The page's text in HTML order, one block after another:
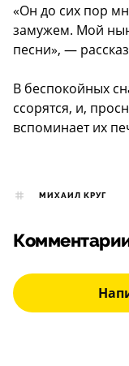
«Он до сих пор
замужем. Мой
песни», —
В беспокойных
ссорятся, и,
вспоминает их
МИХАИЛ КРУГ